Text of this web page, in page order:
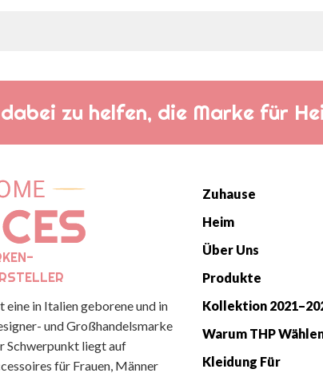
zu helfen, die Marke für
eine in Italien geborene und in
und Großhandelsmarke
Schwerpunkt liegt auf
für Frauen, Männer
Zuhause
Heim
Über Uns
Produkte
Kollektion
Warum THP
Kleidung Für